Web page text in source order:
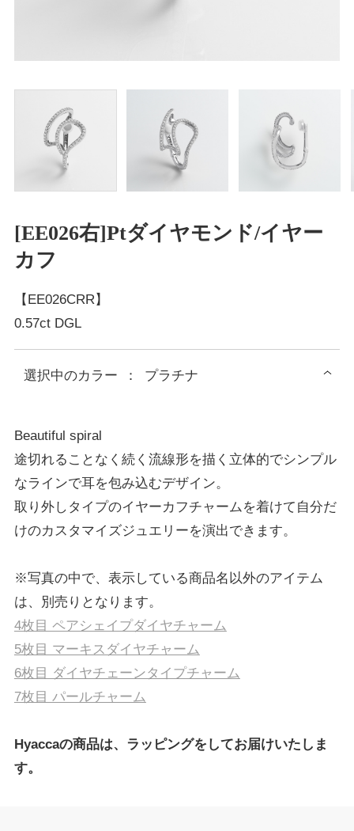
[EE026右]Ptダイヤモンド/イヤー
カフ
【EE026CRR】
0.57ct DGL
選択中のカラー ： プラチナ
Beautiful spiral
途切れることなく続く流線形を描く立体的でシンプル
なラインで耳を包み込むデザイン。
取り外しタイプのイヤーカフチャームを着けて自分だ
けのカスタマイズジュエリーを演出できます。
※写真の中で、表示している商品名以外のアイテム
は、別売りとなります。
4枚目 ペアシェイプダイヤチャーム
5枚目 マーキスダイヤチャーム
6枚目 ダイヤチェーンタイプチャーム
7枚目 パールチャーム
Hyaccaの商品は、ラッピングをしてお届けいたしま
す。